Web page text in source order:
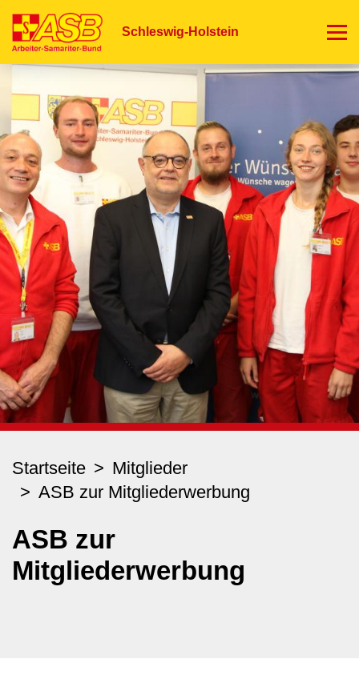
zum
Schleswig-Holstein
Startseite
Mitglieder
ASB zur Mitgliederwerbung
ASB zur
Mitgliederwerbung